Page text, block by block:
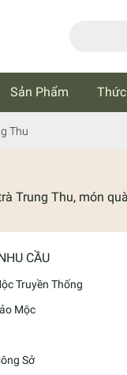
Sản Phẩm
Thảo Mộc
Thu
Trung Thu, món
CẦU
Truyền Thống
Mộc
Sở